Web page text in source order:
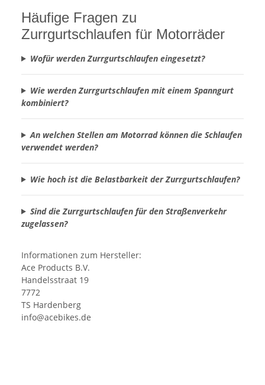
Häufige Fragen zu
Zurrgurtschlaufen für Motorräder
Wofür werden Zurrgurtschlaufen eingesetzt?
Wie werden Zurrgurtschlaufen mit einem Spanngurt
kombiniert?
An welchen Stellen am Motorrad können die Schlaufen
verwendet werden?
Wie hoch ist die Belastbarkeit der Zurrgurtschlaufen?
Sind die Zurrgurtschlaufen für den Straßenverkehr
zugelassen?
Informationen zum Hersteller:
Ace Products B.V.
Handelsstraat 19
7772
TS Hardenberg
info@acebikes.de